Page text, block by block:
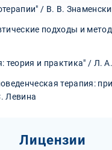
/ В. В.
подходы и
теория и практика" / Л.
терапия:
Левина
Лицензии